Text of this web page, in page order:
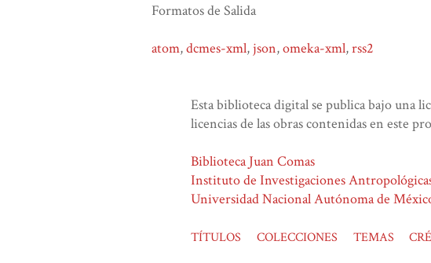
Formatos de Salida
atom,dcmes-xml, json,omeka-xml,rss2
Esta biblioteca digital se publica bajo una
licencias de las obras contenidas en este
Biblioteca Juan Comas
Instituto de Investigaciones
Universidad Nacional Autónoma de
TÍTULOS COLECCIONES TEMAS